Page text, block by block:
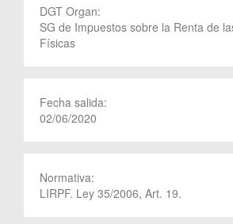
DGT Organ:
SG de Impuestos sobre la Renta de
Físicas
Fecha salida:
02/06/2020
Normativa:
LIRPF. Ley 35/2006, Art. 19.